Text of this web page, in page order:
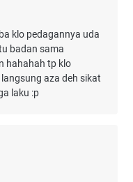
klo pedagannya uda
badan sama
hahahah tp klo
aza deh sikat
laku :p